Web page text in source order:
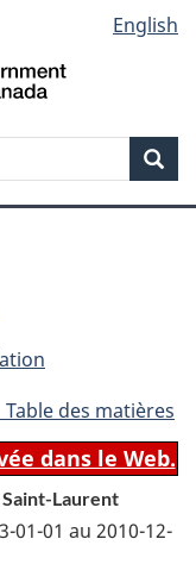
English
Table des matières
dans le Web.
Saint-Laurent
01-01 au 2010-12-